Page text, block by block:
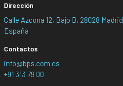
Dirección
Calle Azcona 12, Bajo B, 28028 Madrid
España
Contactos
info@bps.com.es
+91 313 79 00